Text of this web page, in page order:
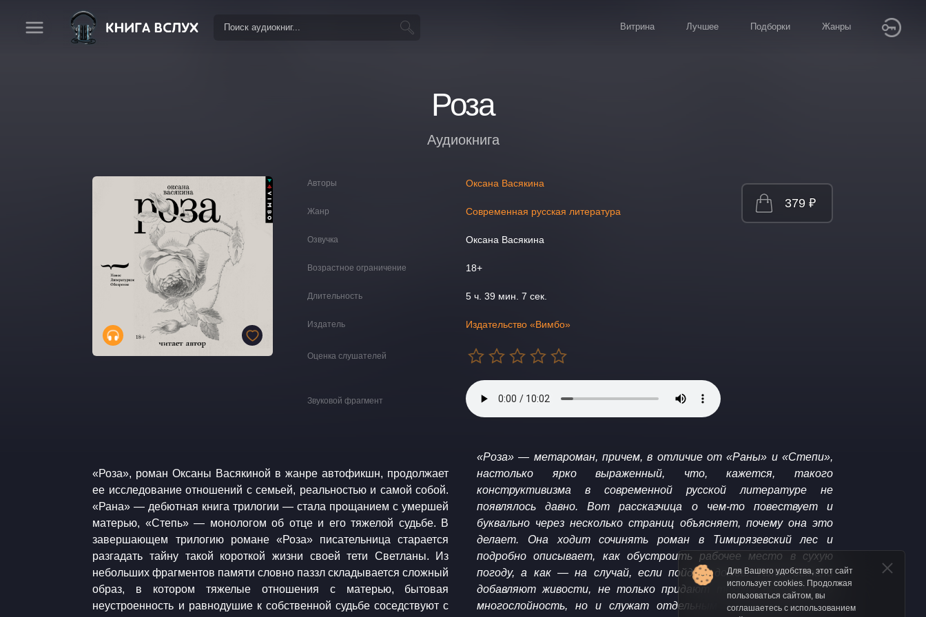
Витрина Лучшее Подборки Жанры
Роза
Аудиокнига
Авторы Оксана Васякина
Жанр Современная русская литература
Озвучка Оксана Васякина
Возрастное ограничение 18+
Длительность 5 ч. 39 мин. 7 сек.
Издатель Издательство «Вимбо»
Оценка слушателей
Звуковой фрагмент
379 ₽
«Роза», роман Оксаны Васякиной в жанре автофикшн, продолжает
ее исследование отношений с семьей, реальностью и самой собой.
«Рана» — дебютная книга трилогии — стала прощанием с умершей
матерью, «Степь» — монологом об отце и его тяжелой судьбе. В
завершающем трилогию романе «Роза» писательница старается
разгадать тайну такой короткой жизни своей тети Светланы. Из
небольших фрагментов памяти словно паззл складывается сложный
образ, в котором тяжелые отношения с матерью, бытовая
неустроенность и равнодушие к собственной судьбе соседствуют с
«Роза» — метароман, причем, в отличие от «Раны» и «Степи»,
настолько ярко выраженный, что, кажется, такого
конструктивизма в современной русской литературе не
появлялось давно. Вот рассказчица о чем-то повествует и
буквально через несколько страниц объясняет, почему она это
делает. Она ходит сочинять роман в Тимирязевский лес и
подробно описывает, как обустроить рабочее место в сухую
погоду, а как — на случай, если пойдет дождь. Такие детали
добавляют живости, не только придают тексту пресловутую
многослойность, но и служат отдельным аттракционом», —
Для Вашего удобства, этот сайт
использует cookies. Продолжая
пользоваться сайтом, вы
соглашаетесь с использованием